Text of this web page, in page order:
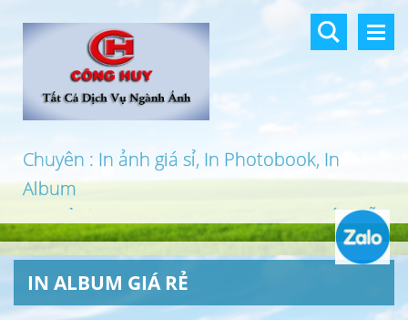
Chuyên : In ảnh giá sỉ, In Photobook, In
Album
In khổ lớn, In UV 3D, In Canvas, In PP, Ép Gỗ
…
IN ALBUM GIÁ RẺ